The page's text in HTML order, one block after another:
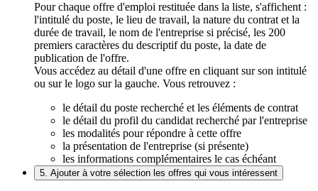
Pour chaque offre d'emploi restituée dans la liste, s'affichent :
l'intitulé du poste, le lieu de travail, la nature du contrat et la
durée de travail, le nom de l'entreprise si précisé, les 200
premiers caractères du descriptif du poste, la date de
publication de l'offre.
Vous accédez au détail d'une offre en cliquant sur son intitulé
ou sur le logo sur la gauche. Vous retrouvez :
le détail du poste recherché et les éléments de contrat
le détail du profil du candidat recherché par l'entreprise
les modalités pour répondre à cette offre
la présentation de l'entreprise (si présente)
les informations complémentaires le cas échéant
5. Ajouter à votre sélection les offres qui vous intéressent